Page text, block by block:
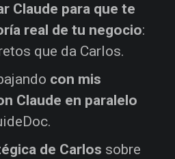
Claude para que te
real de tu negocio:
que da Carlos.
con mis
Claude en paralelo
de Carlos sobre